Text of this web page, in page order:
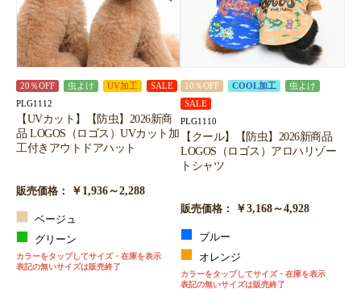
20％OFF 虫よけ UV加工 SALE
PLG1112
【UVカット】【防虫】2026新商
品 LOGOS（ロゴス）UVカット加
工付きアウトドアハット
販売価格： ￥1,936～2,288
ベージュ
グリーン
カラーをタップしてサイズ・在庫を表示
表記の無いサイズは販売終了
10％OFF COOL加工
虫よけ
SALE
PLG1110
【クール】【防虫】2026新商品
LOGOS（ロゴス）アロハリゾー
トシャツ
販売価格： ￥3,168～4,928
ブルー
オレンジ
カラーをタップしてサイズ・在庫を表示
表記の無いサイズは販売終了